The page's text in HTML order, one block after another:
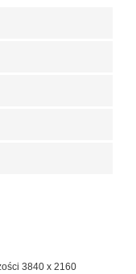
3840 x 2160